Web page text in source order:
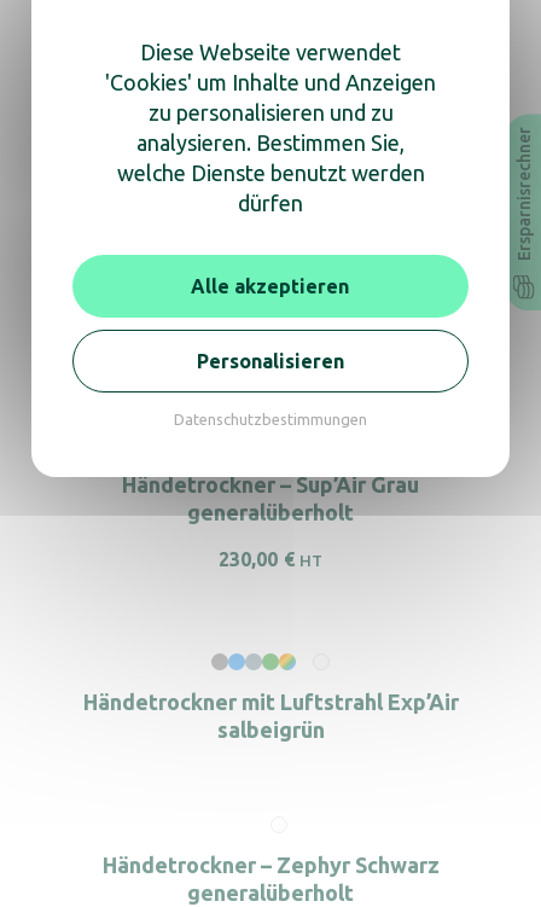
In derselben Reihe, entdecken
Händetrockner – Exp’Air Weiß
generalüberholt
Händetrockner – Sup’Air Grau
generalüberholt
230,00 € HT
Händetrockner mit Luftstrahl Exp’Air
salbeigrün
Händetrockner – Zephyr Schwarz
generalüberholt
Ersparnisrechner
Diese Webseite verwendet
'Cookies' um Inhalte und Anzeigen
zu personalisieren und zu
analysieren. Bestimmen Sie,
welche Dienste benutzt werden
dürfen
Alle akzeptieren
Personalisieren
Datenschutzbestimmungen